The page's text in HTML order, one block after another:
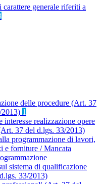
generale riferiti a
delle procedure (Art. 37
2013) 1
interesse realizzazione opere
37 del d.lgs. 33/2013)
programmazione di lavori,
e forniture / Mancata
sistema di qualificazione
33/2013)